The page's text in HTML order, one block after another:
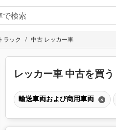
ラック 中古 レッカー車
レッカー車 中古を買う
輸送車両および商用車両